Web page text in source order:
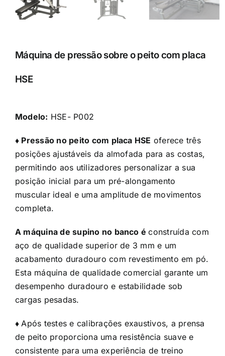
Máquina de pressão sobre o peito com placa
HSE
Modelo: HSE- P002
♦ Pressão no peito com placa HSE oferece três
posições ajustáveis da almofada para as costas,
permitindo aos utilizadores personalizar a sua
posição inicial para um pré-alongamento
muscular ideal e uma amplitude de movimentos
completa.
A máquina de supino no banco éconstruída com
aço de qualidade superior de 3 mm e um
acabamento duradouro com revestimento em pó.
Esta máquina de qualidade comercial garante um
desempenho duradouro e estabilidade sob
cargas pesadas.
♦ Após testes e calibrações exaustivos, a prensa
de peito proporciona uma resistência suave e
consistente para uma experiência de treino